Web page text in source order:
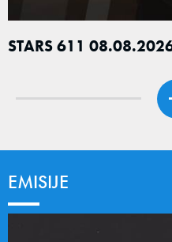
STARS 611
EMISIJE